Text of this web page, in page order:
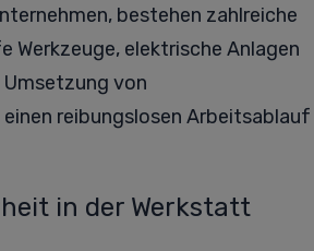
bestehen zahlreiche
Werkzeuge, elektrische Anlagen
von
reibungslosen Arbeitsablauf
in der Werkstatt